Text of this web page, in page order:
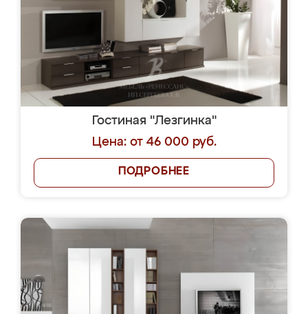
Гостиная "Лезгинка"
Цена: от 46 000 руб.
ПОДРОБНЕЕ